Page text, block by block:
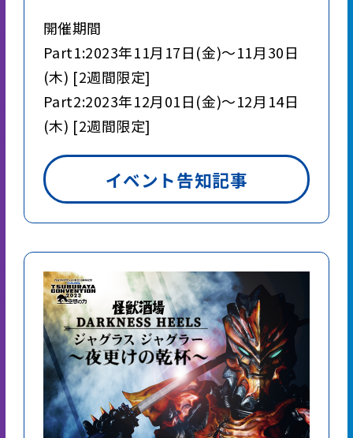
開催期間
Part1:2023年11月17日(金)～11月30日
(木) [2週間限定]
Part2:2023年12月01日(金)～12月14日
(木) [2週間限定]
イベント告知記事